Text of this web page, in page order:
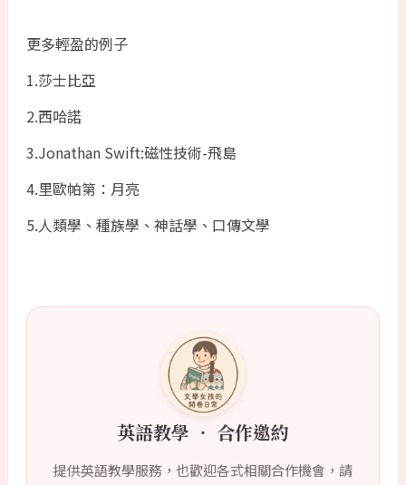
更多輕盈的例子
1.莎士比亞
2.西哈諾
3.Jonathan Swift:磁性技術-飛島
4.里歐帕第：月亮
5.人類學、種族學、神話學、口傳文學
英語教學 ‧ 合作邀約
提供英語教學服務，也歡迎各式相關合作機會，請